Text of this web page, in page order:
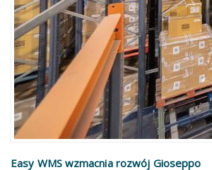
Easy WMS wzmacnia rozwój Gioseppo